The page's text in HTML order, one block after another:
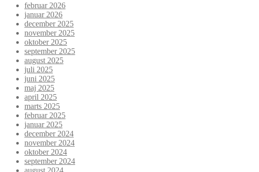
februar 2026
januar 2026
december 2025
november 2025
oktober 2025
september 2025
august 2025
juli 2025
juni 2025
maj 2025
april 2025
marts 2025
februar 2025
januar 2025
december 2024
november 2024
oktober 2024
september 2024
august 2024